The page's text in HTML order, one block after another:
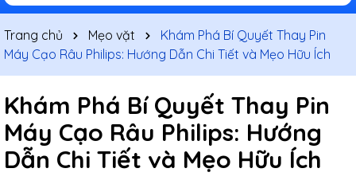
Trang chủ Mẹo vặt
Khám Phá Bí Quyết Thay Pin
Máy Cạo Râu Philips: Hướng Dẫn Chi Tiết và Mẹo Hữu Ích
Khám Phá Bí Quyết Thay Pin
Máy Cạo Râu Philips: Hướng
Dẫn Chi Tiết và Mẹo Hữu Ích